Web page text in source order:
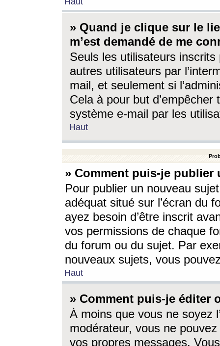
» Quand je clique sur le
m’est demandé de me
Seuls les utilisateurs
autres utilisateurs par
mail, et seulement si
Cela à pour but
système e-mail par les
Haut
» Comment puis-je
Pour publier un nouveau
adéquat situé sur l’écran du
ayez besoin d’être inscrit
vos permissions de chaque
du forum ou du sujet. Par
nouveaux sujets, vous
Haut
» Comment puis-je éditer
À moins que vous ne soyez
modérateur, vous ne
vos propres messages.